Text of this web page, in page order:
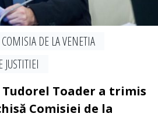
COMISIA DE LA VENETIA
JUSTITIEI
Toader a trimis
Comisiei de la